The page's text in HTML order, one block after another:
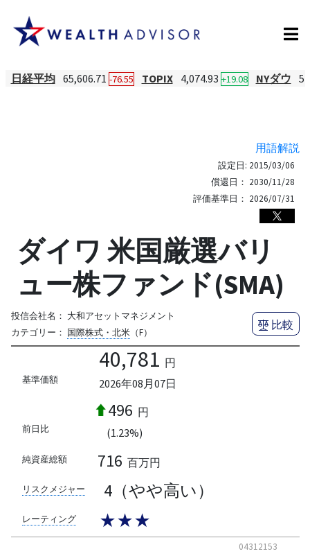
日経平均 65,606.71 -76.55 TOPIX 4,074.93 +19.08 NYダウ
用語解説
設定日: 2015/03/06
償還日： 2030/11/28
評価基準日： 2026/07/31
ダイワ 米国厳選バリ
ュー株ファンド(SMA)
投信会社名： 大和アセットマネジメント
カテゴリー： 国際株式・北米（F）
比較
基準価額
40,781 円
2026年08月07日
前日比
496 円
(1.23%)
純資産総額 716 百万円
リスクメジャー 4（やや高い）
レーティング ★★★
04312153